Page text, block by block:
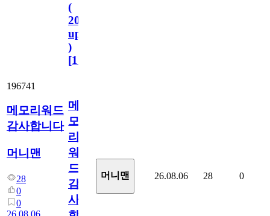
(
2023.11.1
update
)
[110
196741
메모리워드
감사합니다
머니맨
28
0
0
26.08.06
메
모
리
워
드
감
사
머니맨 26.08.06 28 0